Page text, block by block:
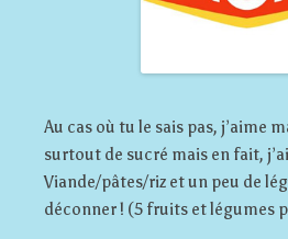
Au cas où tu le sais pas, j’aime
surtout de sucré mais en fait,
Viande/pâtes/riz et un peu de
déconner ! (5 fruits et légumes